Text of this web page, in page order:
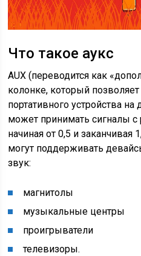
Что такое аукс
AUX (переводится как
колонке, который
портативного устройства
может принимать сигналы с
начиная от 0,5 и заканчивая
могут поддерживать
звук:
магнитолы
музыкальные центры
проигрыватели
телевизоры.